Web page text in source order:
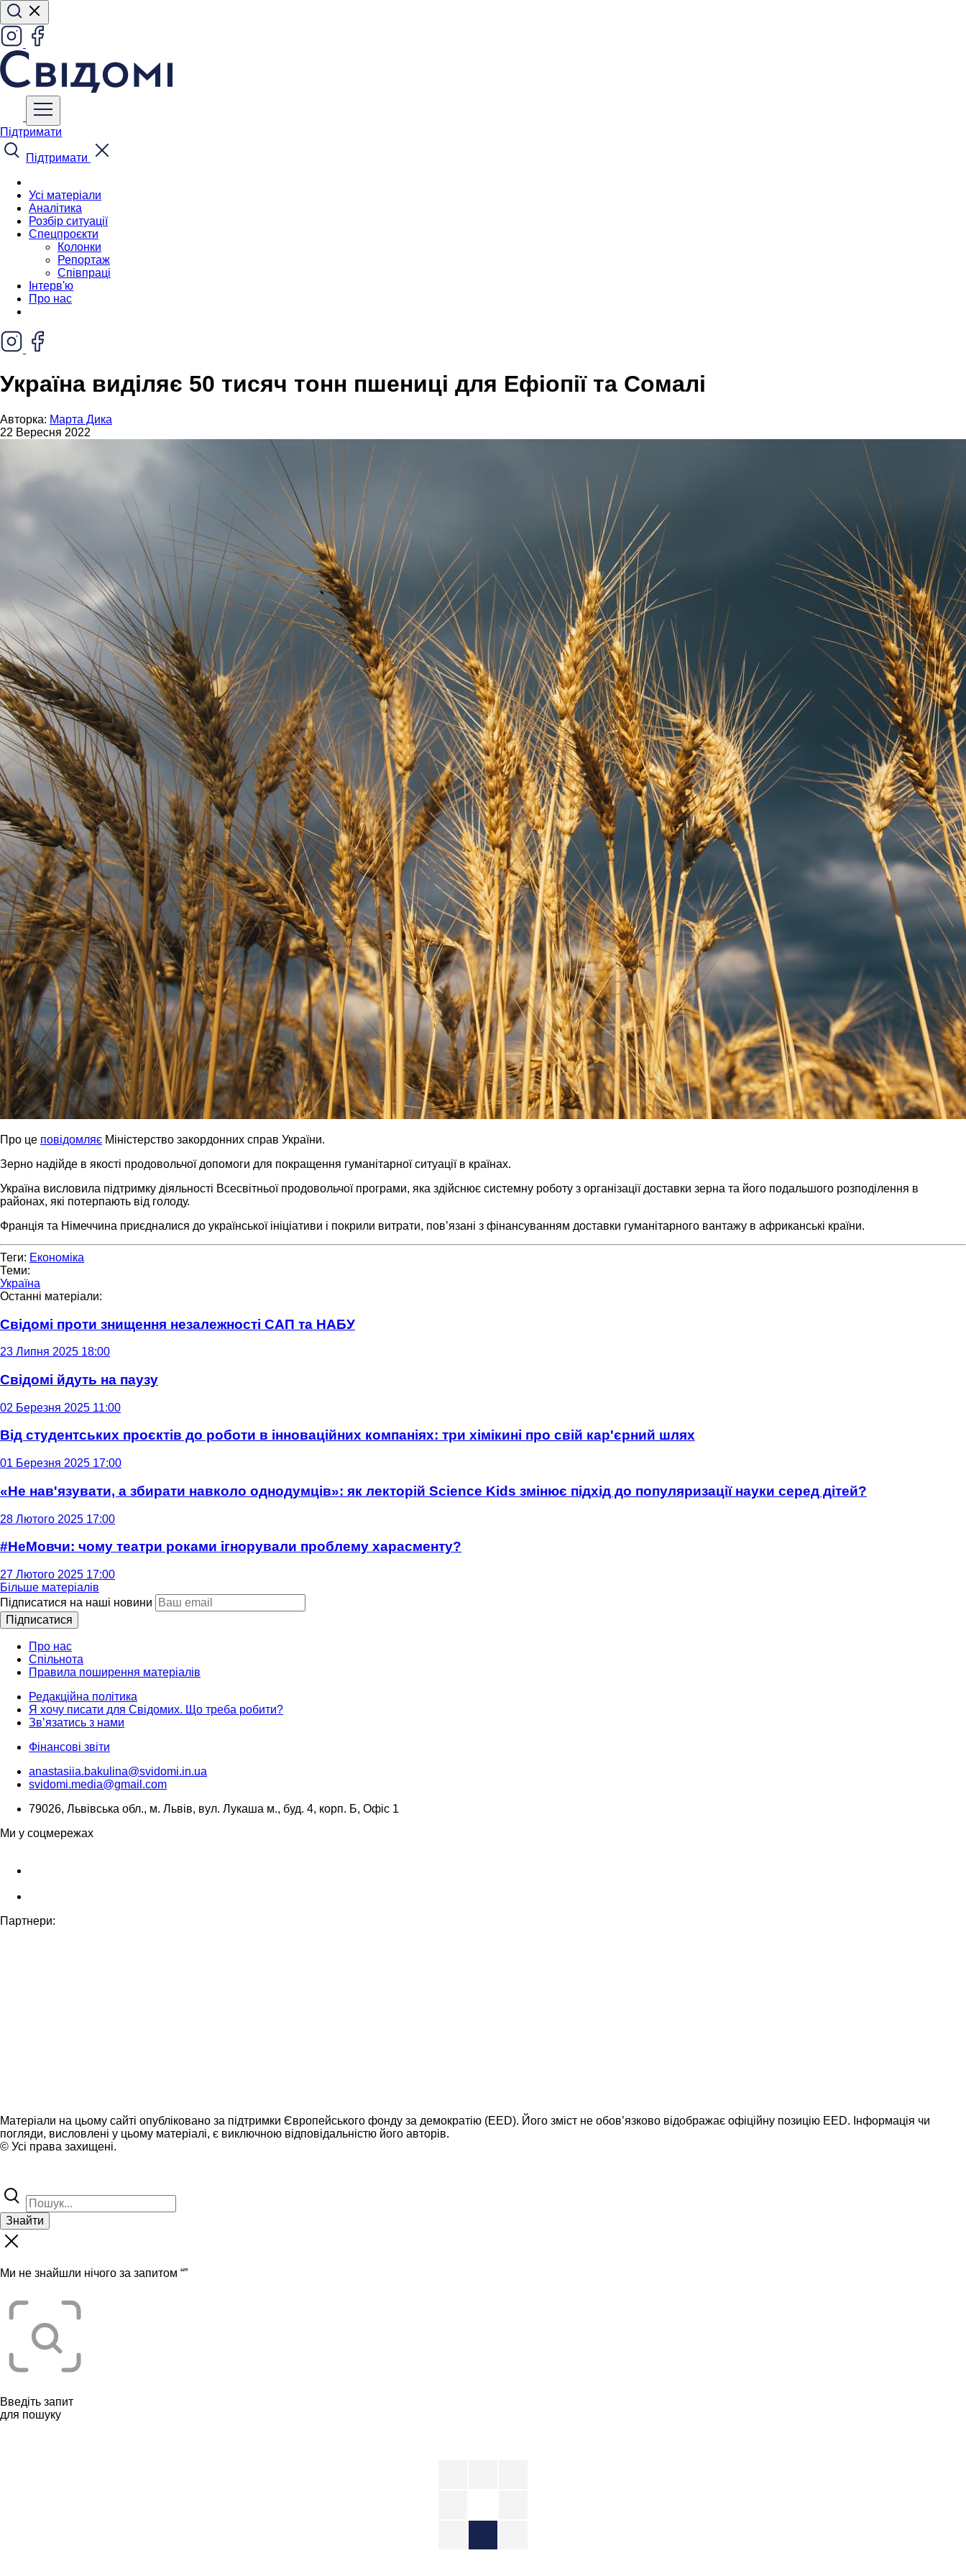
Підтримати
Підтримати
Усі матеріали
Аналітика
Розбір ситуації
Спецпроєкти
Колонки
Репортаж
Співпраці
Інтерв'ю
Про нас
Україна виділяє 50 тисяч тонн пшениці для Ефіопії та Сомалі
Авторка: Марта Дика
22 Вересня 2022
Про це повідомляє Міністерство закордонних справ України.
Зерно надійде в якості продовольчої допомоги для покращення гуманітарної ситуації в країнах.
Україна висловила підтримку діяльності Всесвітньої продовольчої програми, яка здійснює системну роботу з організації доставки зерна та його подальшого розподілення в
районах, які потерпають від голоду.
Франція та Німеччина приєдналися до української ініціативи і покрили витрати, пов’язані з фінансуванням доставки гуманітарного вантажу в африканські країни.
Теги: Економіка
Теми:
Україна
Останні матеріали:
Свідомі проти знищення незалежності САП та НАБУ
23 Липня 2025 18:00
Свідомі йдуть на паузу
02 Березня 2025 11:00
Від студентських проєктів до роботи в інноваційних компаніях: три хімікині про свій кар'єрний шлях
01 Березня 2025 17:00
«Не нав'язувати, а збирати навколо однодумців»: як лекторій Science Kids змінює підхід до популяризації науки серед дітей?
28 Лютого 2025 17:00
#НеМовчи: чому театри роками ігнорували проблему харасменту?
27 Лютого 2025 17:00
Більше матеріалів
Підписатися на наші новини
Підписатися
Про нас
Спільнота
Правила поширення матеріалів
Редакційна політика
Я хочу писати для Свідомих. Що треба робити?
Зв’язатись з нами
Фінансові звіти
anastasiia.bakulina@svidomi.in.ua
svidomi.media@gmail.com
79026, Львівська обл., м. Львів, вул. Лукаша м., буд. 4, корп. Б, Офіс 1
Ми у соцмережах
Партнери:
Матеріали на цьому сайті опубліковано за підтримки Європейського фонду за демократію (EED). Його зміст не обов’язково відображає офіційну позицію EED. Інформація чи
погляди, висловлені у цьому матеріалі, є виключною відповідальністю його авторів.
© Усі права захищені.
Знайти
Ми не знайшли нічого за запитом “”
Введіть запит
для пошуку